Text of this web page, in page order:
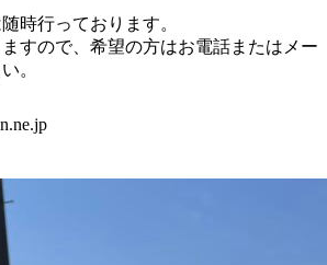
時行っております。
すので、希望の方はお電話またはメー
。